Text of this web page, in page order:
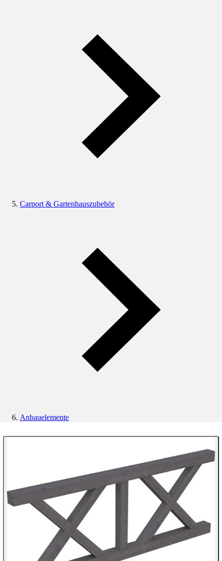
Carport & Gartenhauszubehör
Anbauelemente